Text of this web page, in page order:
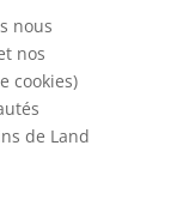
nous
nos
cookies)
de Land